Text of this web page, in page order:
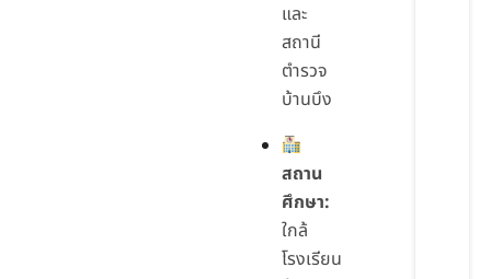
และ
สถานี
ตำรวจ
บ้านบึง
สถาน
ศึกษา:
ใกล้
โรงเรียน